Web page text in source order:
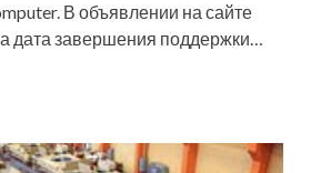
В объявлении на сайте
дата завершения поддержки…